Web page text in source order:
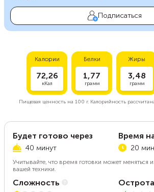
Подписаться
Калории
72,26
кКал
Белки
1,77
грамм
Жиры
3,48
грамм
Пищевая ценность на 100 г.Калорийность
Будет готово через
40 минут
Время
20
Учитывайте, что время готовки может меняться
вашей техники.
Сложность
Острота